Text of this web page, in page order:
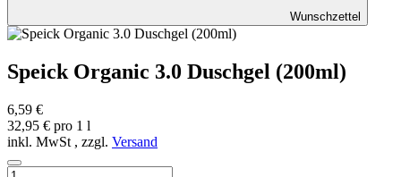
Wunschzettel
Speick Organic 3.0 Duschgel (200ml)
6,59 €
32,95 € pro 1 l
inkl. MwSt , zzgl. Versand